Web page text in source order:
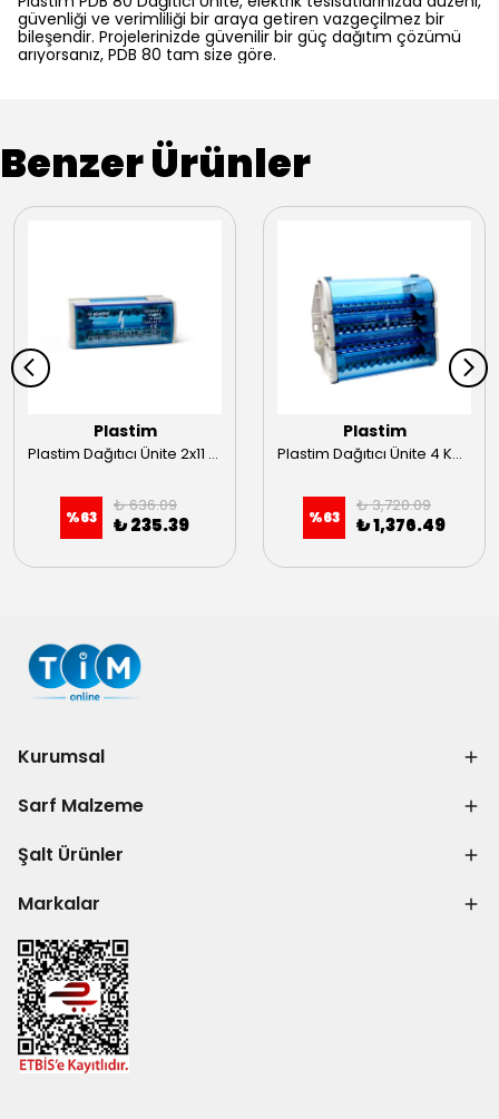
güvenliği ve verimliliği bir araya getiren vazgeçilmez bir
bileşendir. Projelerinizde güvenilir bir güç dağıtım çözümü
arıyorsanız, PDB 80 tam size göre.
Benzer Ürünler
Plastim
Plastim Dağıtıcı Ünite 2x11 125A
%63
₺ 636.09
₺ 235.39
Plastim
Plastim Dağıtıcı Ünite 4 KUTUP 160A
%63
₺ 3,720.09
₺ 1,376.49
Kurumsal
Sarf Malzeme
Şalt Ürünler
Markalar